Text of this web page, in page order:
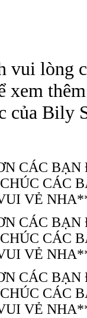
vui lòng
xem
của Bily
CÁC BẠN
CÁC
VẺ
CÁC BẠN
CÁC
VẺ
CÁC BẠN
CÁC
VẺ